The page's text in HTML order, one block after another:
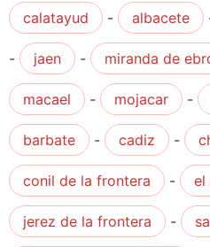
calatayud - albacete
- jaen - miranda de
macael - mojacar -
barbate - cadiz -
conil de la frontera - el
jerez de la frontera -